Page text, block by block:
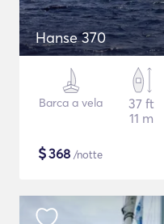
Hanse 370
Barca a vela
37 ft
11 m
$368 /notte